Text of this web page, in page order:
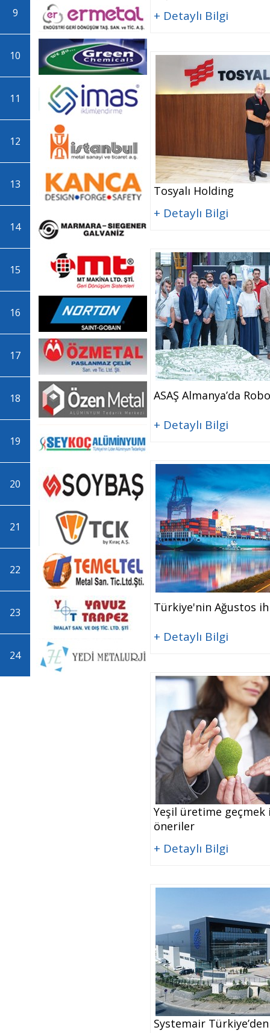
9
10
11
12
13
14
15
16
17
18
19
20
21
22
23
24
+ Detaylı Bilgi
Tosyalı Holding
+ Detaylı Bilgi
ASAŞ Almanya’da
+ Detaylı Bilgi
Türkiye'nin Ağustos
+ Detaylı Bilgi
Yeşil üretime geçmek
öneriler
+ Detaylı Bilgi
Systemair